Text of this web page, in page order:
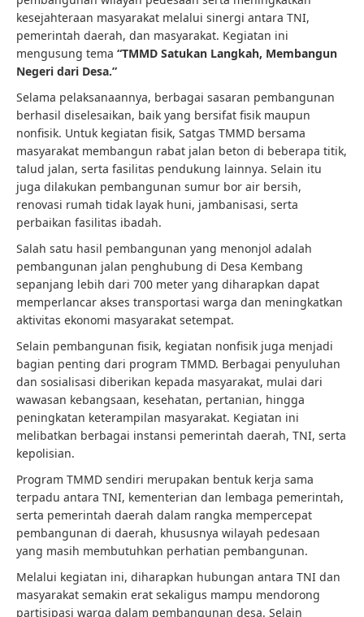
kesejahteraan masyarakat melalui sinergi antara TNI,
pemerintah daerah, dan masyarakat. Kegiatan ini
mengusung tema “TMMD Satukan Langkah, Membangun
Negeri dari Desa.”
Selama pelaksanaannya, berbagai sasaran pembangunan
berhasil diselesaikan, baik yang bersifat fisik maupun
nonfisik. Untuk kegiatan fisik, Satgas TMMD bersama
masyarakat membangun rabat jalan beton di beberapa titik,
talud jalan, serta fasilitas pendukung lainnya. Selain itu
juga dilakukan pembangunan sumur bor air bersih,
renovasi rumah tidak layak huni, jambanisasi, serta
perbaikan fasilitas ibadah.
Salah satu hasil pembangunan yang menonjol adalah
pembangunan jalan penghubung di Desa Kembang
sepanjang lebih dari 700 meter yang diharapkan dapat
memperlancar akses transportasi warga dan meningkatkan
aktivitas ekonomi masyarakat setempat.
Selain pembangunan fisik, kegiatan nonfisik juga menjadi
bagian penting dari program TMMD. Berbagai penyuluhan
dan sosialisasi diberikan kepada masyarakat, mulai dari
wawasan kebangsaan, kesehatan, pertanian, hingga
peningkatan keterampilan masyarakat. Kegiatan ini
melibatkan berbagai instansi pemerintah daerah, TNI, serta
kepolisian.
Program TMMD sendiri merupakan bentuk kerja sama
terpadu antara TNI, kementerian dan lembaga pemerintah,
serta pemerintah daerah dalam rangka mempercepat
pembangunan di daerah, khususnya wilayah pedesaan
yang masih membutuhkan perhatian pembangunan.
Melalui kegiatan ini, diharapkan hubungan antara TNI dan
masyarakat semakin erat sekaligus mampu mendorong
partisipasi warga dalam pembangunan desa. Selain